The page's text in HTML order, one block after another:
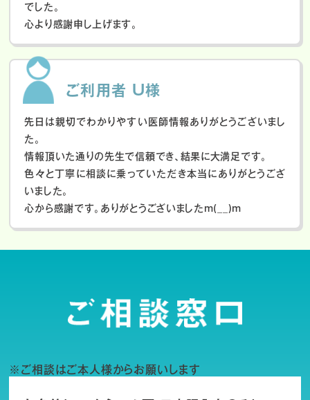
でした。
心より感謝申し上げます。
ご利用者 U様
先日は親切でわかりやすい医師情報ありがとうございまし
た。
情報頂いた通りの先生で信頼でき、結果に大満足です。
色々と丁寧に相談に乗っていただき本当にありがとうござ
いました。
心から感謝です。ありがとうございましたm(__)m
※ご相談はご本人様からお願いします